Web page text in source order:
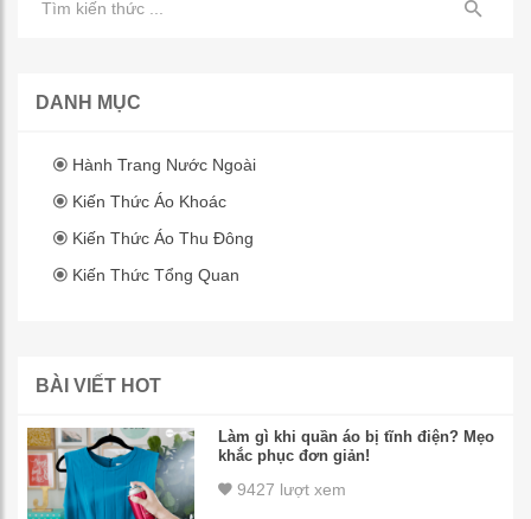
DANH MỤC
Hành Trang Nước Ngoài
Kiến Thức Áo Khoác
Kiến Thức Áo Thu Đông
Kiến Thức Tổng Quan
BÀI VIẾT HOT
Làm gì khi quần áo bị tĩnh điện? Mẹo
khắc phục đơn giản!
9427 lượt xem